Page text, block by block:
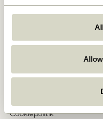
CVR 33146450
Danmark
Handelsbetingelser
Privatlivspolitik
Cookiepolitik